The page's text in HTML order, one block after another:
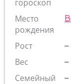
гороскоп
Место
рождения
Рост –
Вес –
Семейный
–